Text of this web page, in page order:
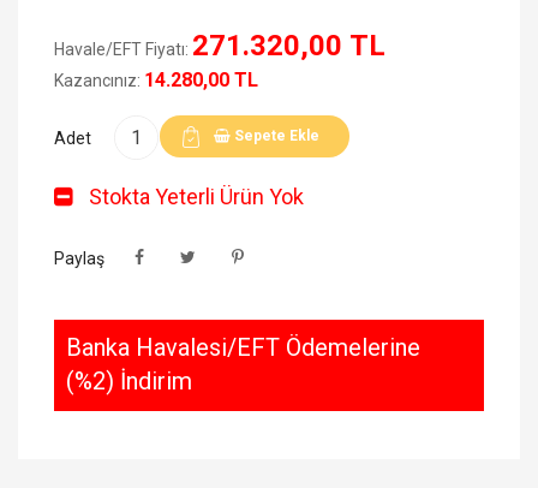
Havale/EFT Fiyatı: 271.320,00 TL
Kazancınız: 14.280,00 TL
Adet Sepete Ekle
Stokta Yeterli Ürün Yok
Paylaş
Banka Havalesi/EFT Ödemelerine
(%2) İndirim